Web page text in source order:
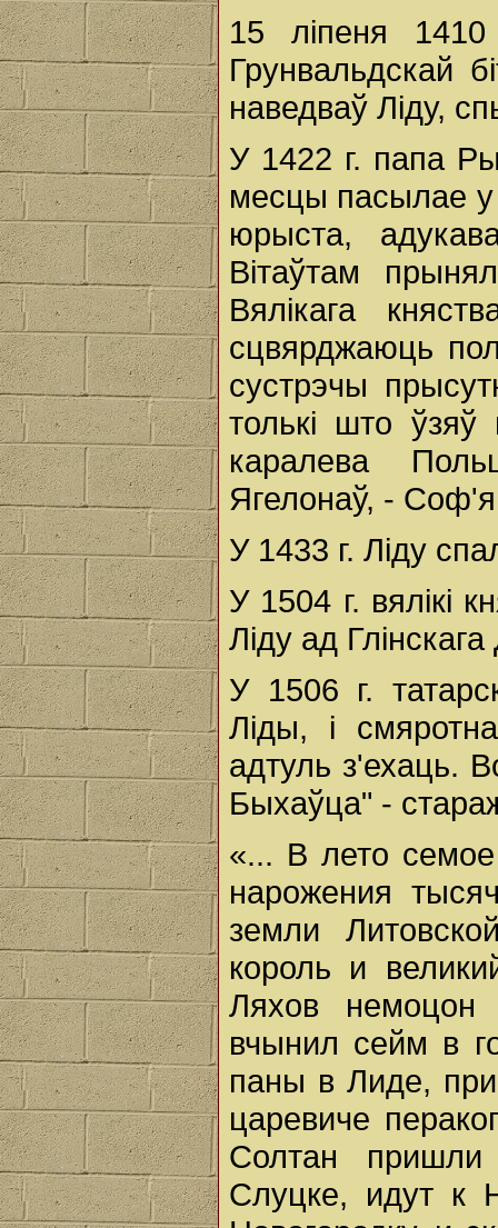
15 ліпеня 1410
Грунвальдскай
наведваў Ліду,
У 1422 г. папа
месцы пасылае у
юрыста,
Вітаўтам
Вялікага
сцвярджаюць
сустрэчы
толькі што
каралева
Ягелонаў, -
У 1433 г. Лiду
У 1504 г. вялікі
Лiду ад Глiнскага
У 1506 г.
Лiды, i
адтуль з'ехаць.
Быхаўца" -
«... В лето
нарожения
земли
король и
Ляхов немоцон
вчынил сейм в
паны в Лиде,
царевиче
Солтан
Слуцке, идут к